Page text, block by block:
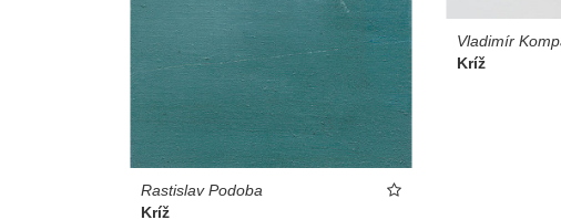
Vladimír
Kríž
Rastislav Podoba
Kríž